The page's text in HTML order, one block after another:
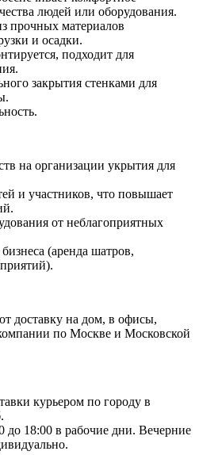
людей или оборудования.
прочных материалов
и осадки.
подходит для
закрытия стенками для
на организации укрытия для
и участников, что повышает
от неблагоприятных
(аренда шатров,
доставку на дом, в офисы,
по Москве и Московской
курьером по городу в
до 18:00 в рабочие дни. Вечерние